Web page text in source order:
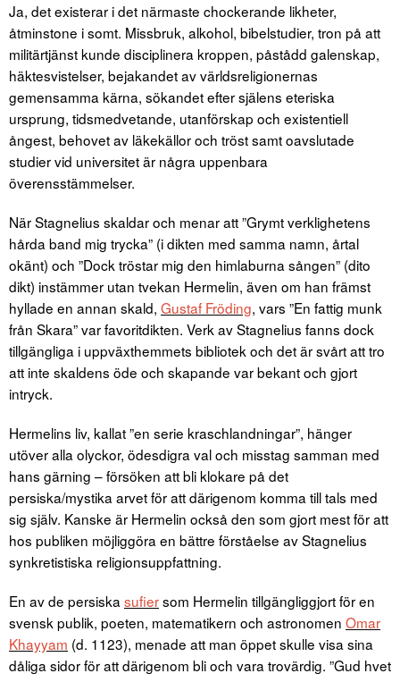
Ja, det existerar i det närmaste chockerande likheter,
åtminstone i somt. Missbruk, alkohol, bibelstudier, tron på att
militärtjänst kunde disciplinera kroppen, påstådd galenskap,
häktesvistelser, bejakandet av världsreligionernas
gemensamma kärna, sökandet efter själens eteriska
ursprung, tidsmedvetande, utanförskap och existentiell
ångest, behovet av läkekällor och tröst samt oavslutade
studier vid universitet är några uppenbara
överensstämmelser.
När Stagnelius skaldar och menar att ”Grymt verklighetens
hårda band mig trycka” (i dikten med samma namn, årtal
okänt) och ”Dock tröstar mig den himlaburna sången” (dito
dikt) instämmer utan tvekan Hermelin, även om han främst
hyllade en annan skald, Gustaf Fröding, vars ”En fattig munk
från Skara” var favoritdikten. Verk av Stagnelius fanns dock
tillgängliga i uppväxthemmets bibliotek och det är svårt att tro
att inte skaldens öde och skapande var bekant och gjort
intryck.
Hermelins liv, kallat ”en serie kraschlandningar”, hänger
utöver alla olyckor, ödesdigra val och misstag samman med
hans gärning – försöken att bli klokare på det
persiska/mystika arvet för att därigenom komma till tals med
sig själv. Kanske är Hermelin också den som gjort mest för att
hos publiken möjliggöra en bättre förståelse av Stagnelius
synkretistiska religionsuppfattning.
En av de persiska sufiersom Hermelin tillgängliggjort för en
svensk publik, poeten, matematikern och astronomen Omar
Khayyam (d. 1123), menade att man öppet skulle visa sina
dåliga sidor för att därigenom bli och vara trovärdig. ”Gud hvet